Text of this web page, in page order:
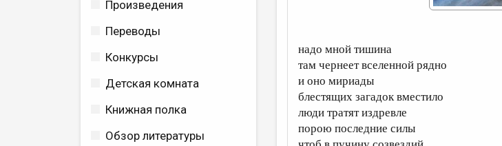
Произведения
Переводы
Конкурсы
Детская комната
Книжная полка
Обзор литературы
надо мной тишина
там чернеет вселенной рядно
и оно мириады
блестящих загадок вместило
люди тратят издревле
порою последние силы